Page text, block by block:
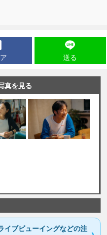
送る
真を見る
イブビューイングなどの注